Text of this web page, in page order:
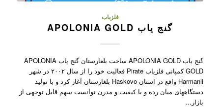
فلزیاب
گنج یاب APOLONIA GOLD
گنج یاب APOLONIA GOLD ساخت بلغارستان گنج یاب APOLONIA
GOLD کمپانی فلزیاب Pirate فعالیت خود را از سال ۲۰۰۲ در شهر
Harmanli واقع در استان Haskovo بلغارستان آغاز کرد و با تولید
دستگاههای میان رده و با کیفیت و مدرن توانست سهم قابل توجهی از
بازار…